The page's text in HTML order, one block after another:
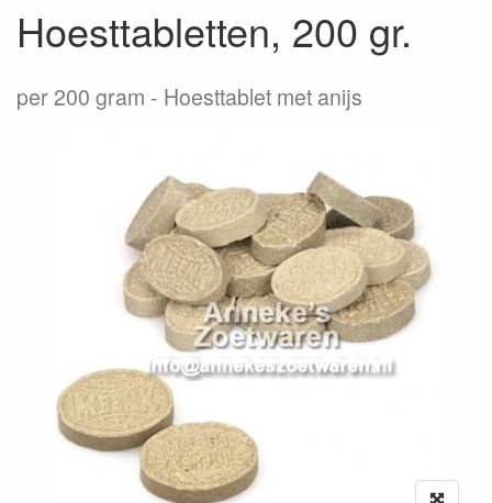
Hoesttabletten, 200 gr.
per 200 gram Hoesttablet met anijs